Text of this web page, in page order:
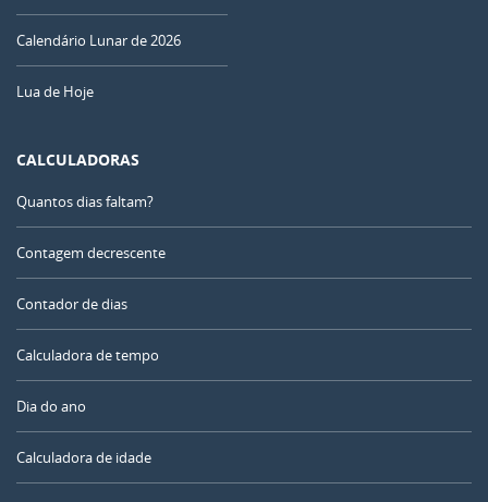
Calendário Lunar de 2026
Lua de Hoje
CALCULADORAS
Quantos dias faltam?
Contagem decrescente
Contador de dias
Calculadora de tempo
Dia do ano
Calculadora de idade